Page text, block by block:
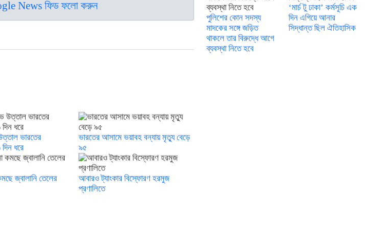
News ফিড ফলো করুন
ভারতের
ধরে
ভারতের আসামে ভয়াবহ বন্যায় মৃত্যু বেড়ে
৯৫
জ্বালানি তেলের
আবারও ট্যাংকার বিস্ফোরণ হরমুজ
প্রণালিতে
পুলিশের কোন সদস্য
মাদকের সঙ্গে জড়িত
থাকলে তার বিরুদ্ধে আগে
ব্যবস্থা নিতে হবে
‘মার্চ টু ঢাকা’ কর্মসূচি এক
দিন এগিয়ে আনার
সিদ্ধান্ত ছিল ঐতিহাসিক